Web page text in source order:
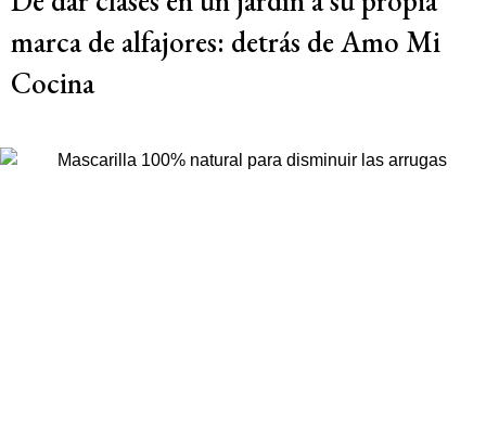
marca de alfajores: detrás de Amo Mi
Cocina